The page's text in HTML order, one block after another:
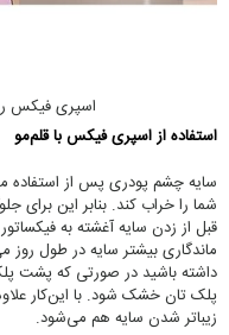
اسپری فیکس
استفاده از اسپری فیکس با قلم‌مو
سایه چشم پودری پس از استفاده
شما را خراب کند. بنابر این برای
قبل از زدن سایه آغشته به
ماندگاری بیشتر سایه در طول
داشته باشید در صورتی که پشت
پلک تان خشک شود. با این‌کار
زیباتر شدن سایه هم می‌شود.